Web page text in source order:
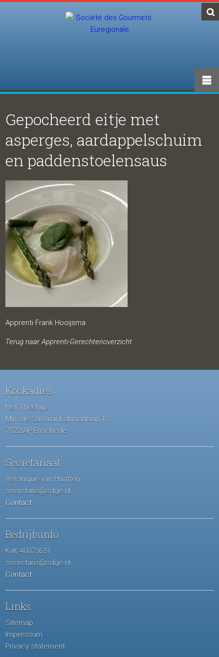
Gepocheerd eitje met
asperges, aardappelschuim
en paddenstoelensaus
Apprenti Frank Hooijsma
Terug naar Apprenti-Gerechtenoverzicht
Kookadres
Het Theehuis
Min. de SavorninLohmanlaan 15
7522 AP Enschede
Secretariaat
Veronique van Haaften
secretaris@sdge.nl
Contact
Bedrijfsinfo
KvK 40073631
secretaris@sdge.nl
Contact
Links
Sitemap
Impressum
Privacy statement